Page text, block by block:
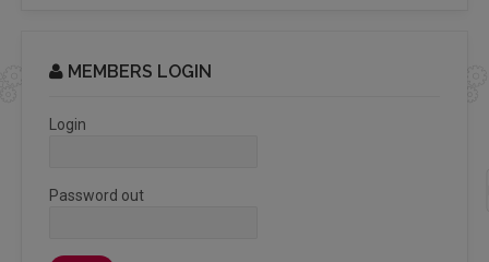
MEMBERS LOGIN
Login
Password out